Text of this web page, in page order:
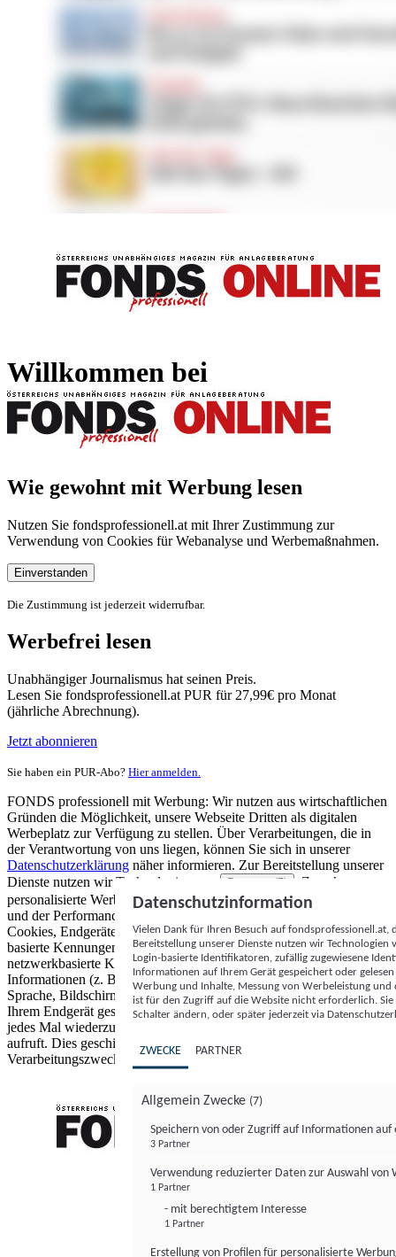
Willkommen bei
Wie gewohnt mit Werbung lesen
Nutzen Sie fondsprofessionell.at mit Ihrer Zustimmung zur
Verwendung von Cookies für Webanalyse und Werbemaßnahmen.
Einverstanden
Die Zustimmung ist jederzeit widerrufbar.
Werbefrei lesen
Unabhängiger Journalismus hat seinen Preis.
Lesen Sie fondsprofessionell.at PUR für 27,99€ pro Monat
(jährliche Abrechnung).
Jetzt abonnieren
Sie haben ein PUR-Abo? Hier anmelden.
FONDS professionell mit Werbung: Wir nutzen aus wirtschaftlichen
Gründen die Möglichkeit, unsere Webseite Dritten als digitalen
Werbeplatz zur Verfügung zu stellen. Über Verarbeitungen, die in
der Verantwortung von uns liegen, können Sie sich in unserer
Datenschutzerklärung näher informieren. Zur Bereitstellung unserer
Dienste nutzen wir Technologien von
Partnern (5)
. Zwecke:
personalisierte Werbung und Inhalte, Messung von Werbeleistung
und der Performance von Inhalten sowie Zielgruppenforschung.
Cookies, Endgeräte- oder ähnliche Online-Kennungen (z. B. login-
basierte Kennungen, zufällig generierte Kennungen,
netzwerkbasierte Kennungen) können zusammen mit anderen
Informationen (z. B. Browsertyp und Browserinformationen,
Sprache, Bildschirmgröße, unterstützte Technologien usw.) auf
Ihrem Endgerät gespeichert oder von dort ausgelesen werden, um es
jedes Mal wiederzuerkennen, wenn es eine App oder einer Webseite
aufruft. Dies geschieht für einen oder mehrere der hier aufgeführten
Verarbeitungszwecke.
Datenschutzinformation
Vielen Dank für Ihren Besuch auf
Bereitstellung unserer Dienste nutzen wir Technologien
Login-basierte Identifikatoren, zufällig zugewiesene
Informationen auf Ihrem Gerät gespeichert oder
Werbung und Inhalte, Messung von Werbeleistung
ist für den Zugriff auf die Website nicht erforderlich.
Schalter ändern, oder später jederzeit via
ZWECKE PARTNER
Allgemein Zwecke (7)
Speichern von oder Zugriff auf Informationen auf
3 Partner
Verwendung reduzierter Daten zur Auswahl von
1 Partner
- mit berechtigtem Interesse
1 Partner
Erstellung von Profilen für personalisierte
FONDS professionell